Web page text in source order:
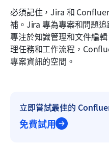
必須記住，Jira 和
補。Jira 專為專案和問題
專注於知識管理和文件編
理任務和工作流程，
專案資訊的空間。
立即嘗試最佳的
免費試用